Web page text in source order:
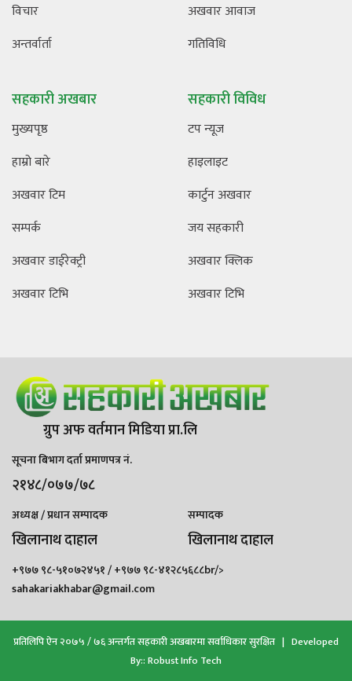
विचार
अन्तर्वार्ता
अखवार आवाज
गतिविधि
सहकारी अखबार
मुख्यपृष्ठ
हाम्रो बारे
अखवार टिम
सम्पर्क
अखवार डाईरेक्ट्री
अखवार टिभि
सहकारी विविध
टप न्यूज
हाइलाइट
कार्टुन अखवार
जय सहकारी
अखवार क्लिक
अखवार टिभि
ग्रुप अफ वर्तमान मिडिया प्रा.लि
सूचना बिभाग दर्ता प्रमाणपत्र नं.
२१४८/०७७/७८
अध्यक्ष / प्रधान सम्पादक
खिलानाथ दाहाल
सम्पादक
खिलानाथ दाहाल
+९७७ ९८-५१०७२४५१ / +९७७ ९८-४१२८५६८८br/>
sahakariakhabar@gmail.com
प्रतिलिपि ऐन २०७५ / ७६ अन्तर्गत सहकारी अखबारमा सर्वाधिकार सुरक्षित | Developed
By::Robust Info Tech